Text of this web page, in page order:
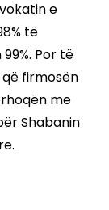
e
të
Por të
firmosën
me
Shabanin